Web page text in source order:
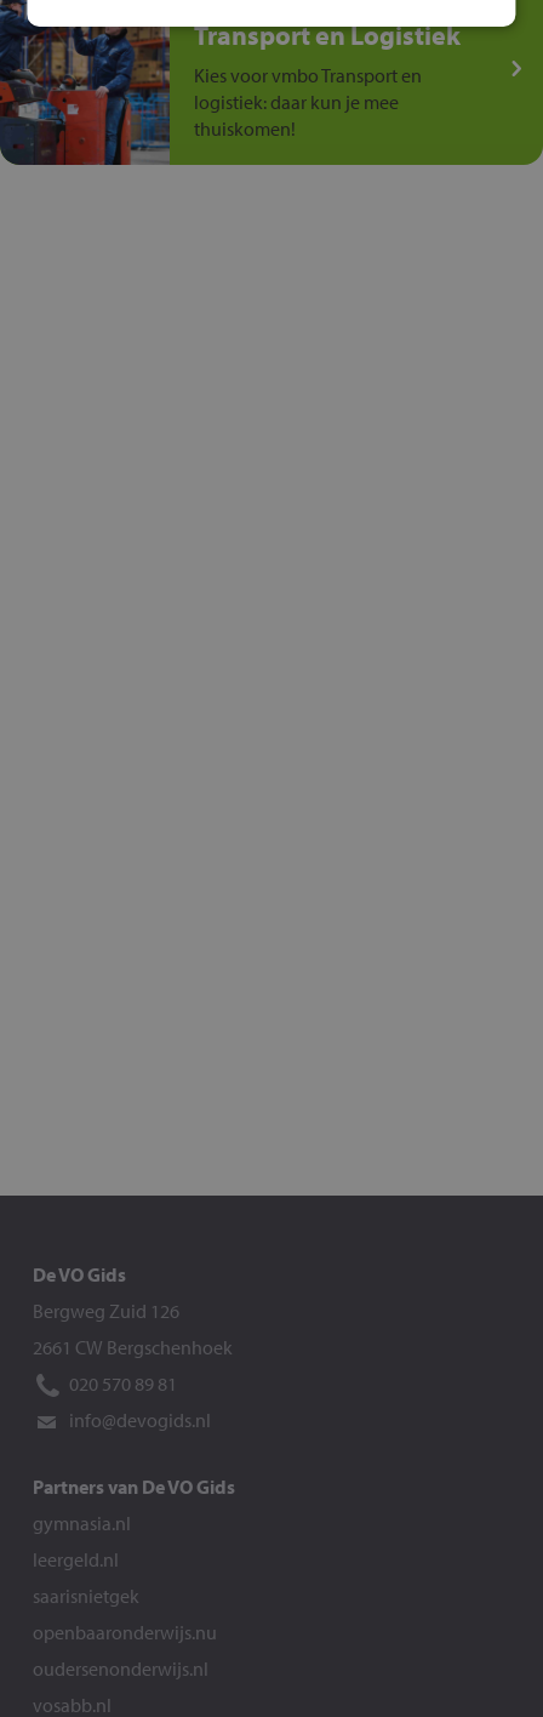
Transport en Logistiek
Kies voor vmbo Transport en
logistiek: daar kun je mee
thuiskomen!
De VO Gids
Bergweg Zuid 126
2661 CW Bergschenhoek
020 570 89 81
info@devogids.nl
Partners van De VO Gids
gymnasia.nl
leergeld.nl
saarisnietgek
openbaaronderwijs.nu
oudersenonderwijs.nl
vosabb.nl